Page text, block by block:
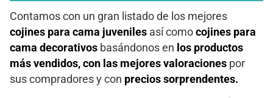
Contamos con un gran listado de los mejores
cojines para cama juveniles así como cojines para
cama decorativos basándonos en los productos
más vendidos, con las mejores valoraciones por
sus compradores y con precios sorprendentes.